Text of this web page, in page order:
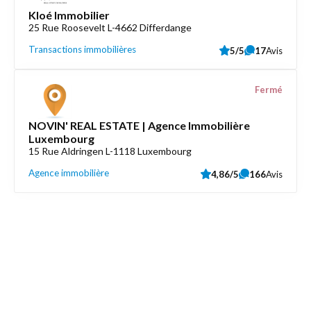
Kloé Immobilier
25 Rue Roosevelt L-4662 Differdange
Transactions immobilières 5/5 17Avis
NOVIN' REAL ESTATE | Agence Immobilière
Luxembourg
15 Rue Aldringen L-1118 Luxembourg
Agence immobilière
Fermé
4,86/5 166Avis